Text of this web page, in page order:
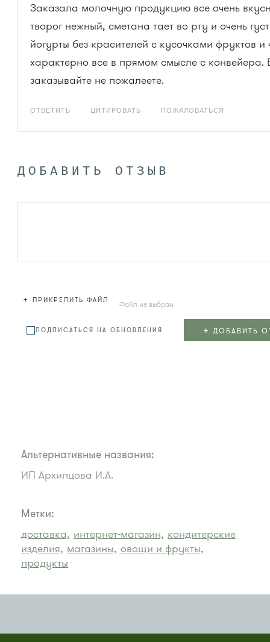
Заказала молочную продукцию все очень
творог нежный, сметана тает во рту и очень
йогурты без красителей с кусочками фруктов и
характерно все в прямом смысле с
заказывайте не пожалеете.
ОТВЕТИТЬ ЦИТИРОВАТЬ ПОЖАЛОВАТЬСЯ
ДОБАВИТЬ ОТЗЫВ
+ ПРИКРЕПИТЬ ФАЙЛ Файл не выбран
ПОДПИСАТЬСЯ НА ОБНОВЛЕНИЯ + ДОБАВИТЬ
Альтернативные названия:
ИП Архипцова И.А.
Метки:
доставка, интернет-магазин, кондитерские
изделия, магазины, овощи и фрукты,
продукты